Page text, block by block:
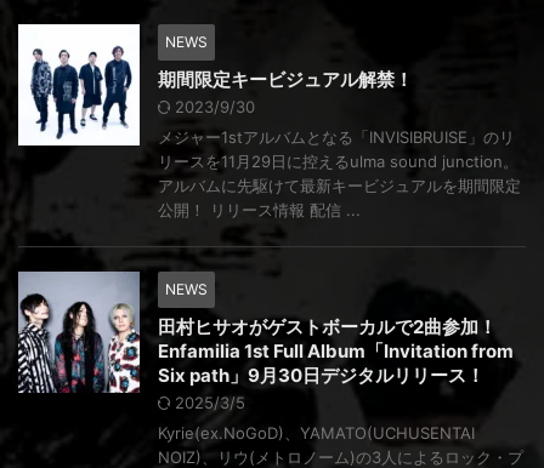
NEWS
期間限定キービジュアル解禁！
2023/9/30
メジャー1stアルバムとなる「INVISIBRUISE」のリ
リースを11月29日に控えるulma sound junction。
アルバムに先駆けて最新キービジュアルを期間限定
公開！ リリース情報 配信 ...
NEWS
田村ヒサオがゲストボーカルで2曲参加！
Enfamilia 1st Full Album「Invitation from
Six path」9月30日デジタルリリース！
2025/3/5
Kyrie(ex.NoGoD)、YAMATO(UCHUSENTAI
NOIZ)、リウ(メトロノーム)の3人によるロック・プ